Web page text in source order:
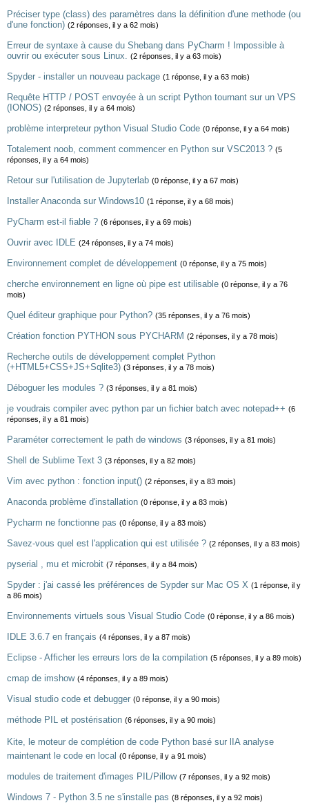
Préciser type (class) des paramètres dans la définition d'une methode (ou
d'une fonction) (2 réponses, il y a 62 mois)
Erreur de syntaxe à cause du Shebang dans PyCharm ! Impossible à
ouvrir ou exécuter sous Linux. (2 réponses, il y a 63 mois)
Spyder - installer un nouveau package (1 réponse, il y a 63 mois)
Requête HTTP / POST envoyée à un script Python tournant sur un VPS
(IONOS) (2 réponses, il y a 64 mois)
problème interpreteur python Visual Studio Code (0 réponse, il y a 64 mois)
Totalement noob, comment commencer en Python sur VSC2013 ? (5
réponses, il y a 64 mois)
Retour sur l'utilisation de Jupyterlab (0 réponse, il y a 67 mois)
Installer Anaconda sur Windows10 (1 réponse, il y a 68 mois)
PyCharm est-il fiable ? (6 réponses, il y a 69 mois)
Ouvrir avec IDLE (24 réponses, il y a 74 mois)
Environnement complet de développement (0 réponse, il y a 75 mois)
cherche environnement en ligne où pipe est utilisable (0 réponse, il y a 76
mois)
Quel éditeur graphique pour Python? (35 réponses, il y a 76 mois)
Création fonction PYTHON sous PYCHARM (2 réponses, il y a 78 mois)
Recherche outils de développement complet Python
(+HTML5+CSS+JS+Sqlite3) (3 réponses, il y a 78 mois)
Déboguer les modules ? (3 réponses, il y a 81 mois)
je voudrais compiler avec python par un fichier batch avec notepad++ (6
réponses, il y a 81 mois)
Paraméter correctement le path de windows (3 réponses, il y a 81 mois)
Shell de Sublime Text 3 (3 réponses, il y a 82 mois)
Vim avec python : fonction input() (2 réponses, il y a 83 mois)
Anaconda problème d'installation (0 réponse, il y a 83 mois)
Pycharm ne fonctionne pas (0 réponse, il y a 83 mois)
Savez-vous quel est l'application qui est utilisée ? (2 réponses, il y a 83 mois)
pyserial , mu et microbit (7 réponses, il y a 84 mois)
Spyder : j'ai cassé les préférences de Sypder sur Mac OS X (1 réponse, il y
a 86 mois)
Environnements virtuels sous Visual Studio Code (0 réponse, il y a 86 mois)
IDLE 3.6.7 en français (4 réponses, il y a 87 mois)
Eclipse - Afficher les erreurs lors de la compilation (5 réponses, il y a 89 mois)
cmap de imshow (4 réponses, il y a 89 mois)
Visual studio code et debugger (0 réponse, il y a 90 mois)
méthode PIL et postérisation (6 réponses, il y a 90 mois)
Kite, le moteur de complétion de code Python basé sur lIA analyse
maintenant le code en local (0 réponse, il y a 91 mois)
modules de traitement d'images PIL/Pillow (7 réponses, il y a 92 mois)
Windows 7 - Python 3.5 ne s'installe pas (8 réponses, il y a 92 mois)